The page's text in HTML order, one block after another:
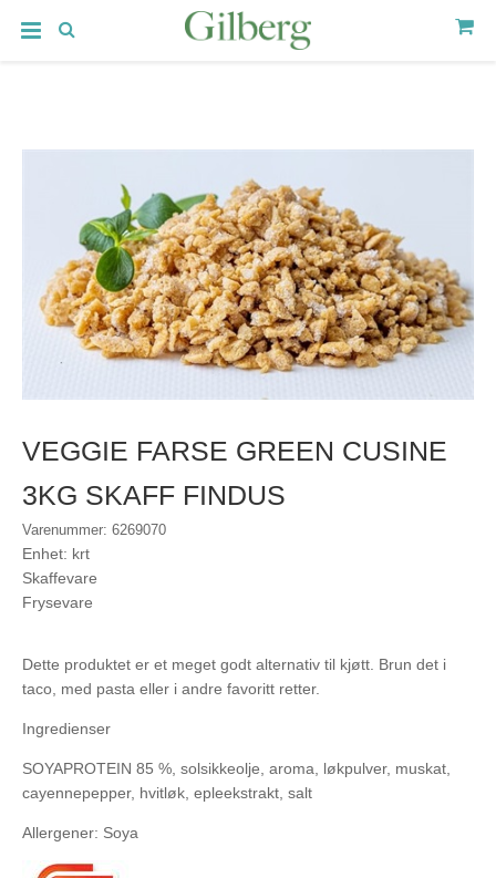
VEGGIE FARSE GREEN CUSINE
3KG SKAFF FINDUS
Varenummer: 6269070
Enhet: krt
Skaffevare
Frysevare
Dette produktet er et meget godt alternativ til kjøtt. Brun det i
taco, med pasta eller i andre favoritt retter.
Ingredienser
SOYAPROTEIN 85 %, solsikkeolje, aroma, løkpulver, muskat,
cayennepepper, hvitløk, epleekstrakt, salt
Allergener: Soya